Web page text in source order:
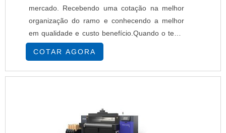
mercado. Recebendo uma cotação na melhor
organização do ramo e conhecendo a melhor
em qualidade e custo benefício.Quando o tema
é impressora de rótulos e etiquetas, com os
melhores profissionais da EPcenter atingirá
excelente custo-benefício com pagamento
muitas maneiras eficientes de ...
COTAR AGORA